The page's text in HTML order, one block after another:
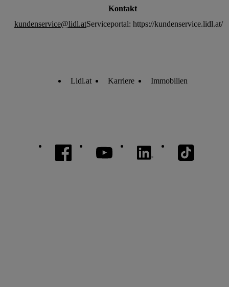
Kontakt
kundenservice@lidl.atServiceportal: https://kundenservice.lidl.at/
Lidl.at Karriere Immobilien